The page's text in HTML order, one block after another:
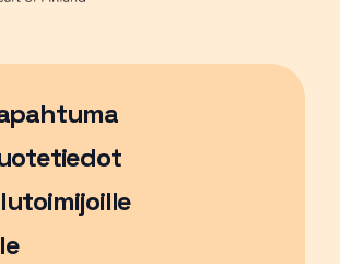
uudessa ikkunassa